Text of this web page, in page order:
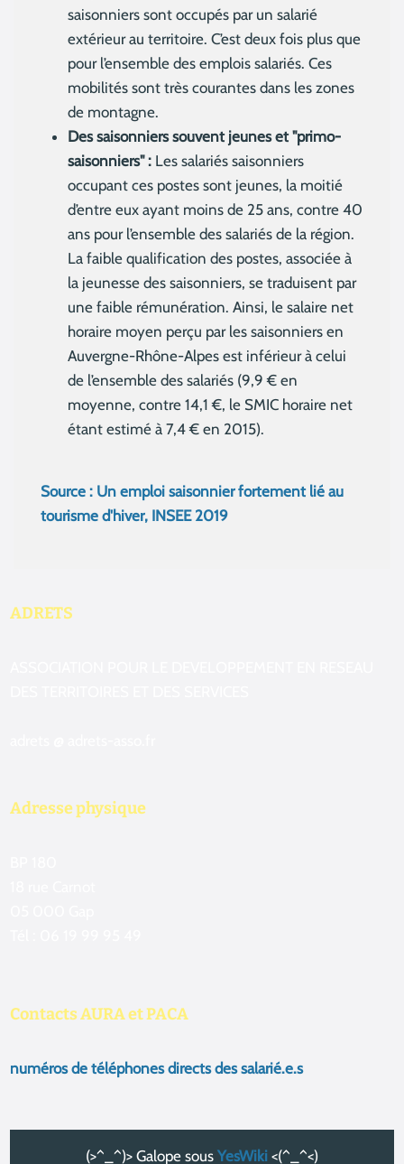
saisonniers sont occupés par un salarié
extérieur au territoire. C’est deux fois plus que
pour l’ensemble des emplois salariés. Ces
mobilités sont très courantes dans les zones
de montagne.
Des saisonniers souvent jeunes et "primo-
saisonniers" : Les salariés saisonniers
occupant ces postes sont jeunes, la moitié
d’entre eux ayant moins de 25 ans, contre 40
ans pour l’ensemble des salariés de la région.
La faible qualification des postes, associée à
la jeunesse des saisonniers, se traduisent par
une faible rémunération. Ainsi, le salaire net
horaire moyen perçu par les saisonniers en
Auvergne-Rhône-Alpes est inférieur à celui
de l’ensemble des salariés (9,9 € en
moyenne, contre 14,1 €, le SMIC horaire net
étant estimé à 7,4 € en 2015).
Source : Un emploi saisonnier fortement lié au
tourisme d'hiver, INSEE 2019
ADRETS
Adresse physique
Contacts AURA et PACA
numéros de téléphones directs des salarié.e.s
(>^_^)> Galope sous YesWiki <(^_^<)